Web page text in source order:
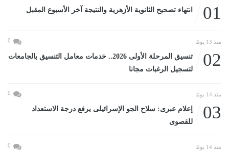
01 انتهاء تصحيح الثانوية الأزهرية والنتيجة آخر الأسبوع المقبل
منذ 13 يومًا 0
02
تنسيق المرحلة الأولى 2026.. خدمات معامل التنسيق بالجامعات
لتسجيل الرغبات مجانا
منذ 14 يومًا 0
03
إعلام عبرى: سلاح الجو الإسرائيلى يرفع درجة الاستعداد
للقصوى
منذ 14 يومًا 0